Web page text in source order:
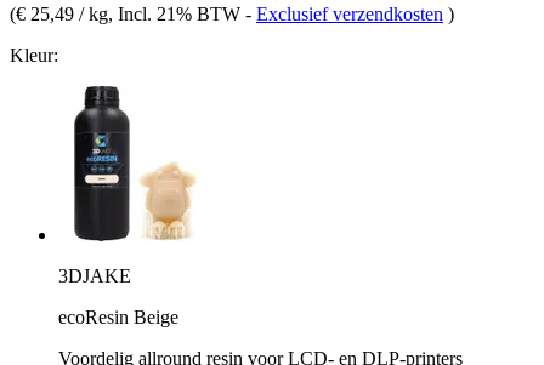
(€ 25,49 / kg, Incl. 21% BTW - Exclusief verzendkosten )
Kleur:
3DJAKE
ecoResin Beige
Voordelig allround resin voor LCD- en DLP-printers